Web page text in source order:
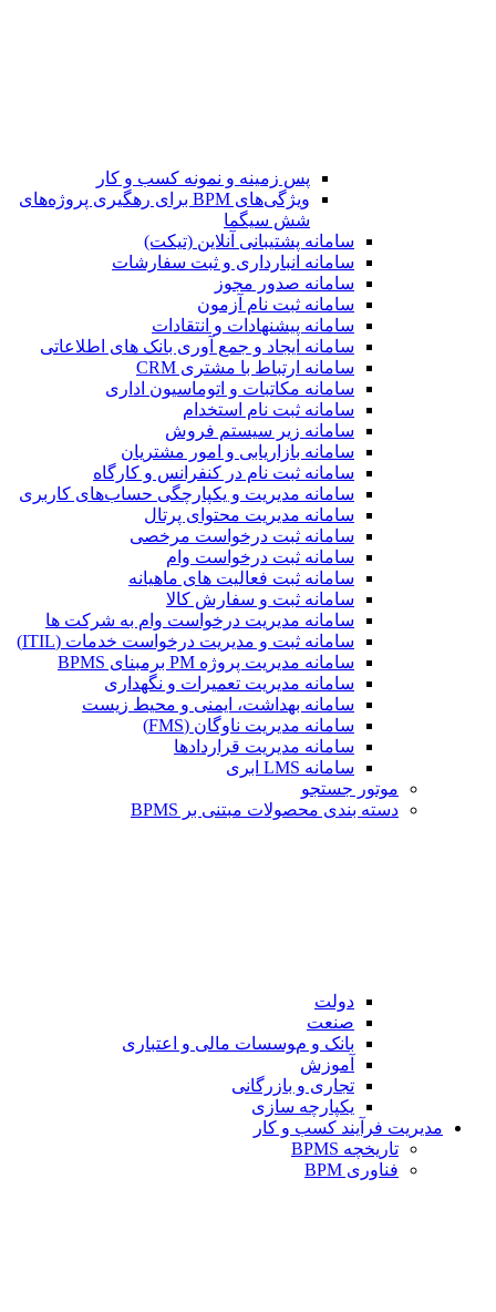
پس زمینه و نمونه کسب و کار
ویژگی‌های BPM برای رهگیری پروژه‌های
شش سیگما
سامانه پشتیبانی آنلاین (تیکت)
سامانه انبارداری و ثبت سفارشات
سامانه صدور مجوز
سامانه ثبت نام آزمون
سامانه پیشنهادات و انتقادات
سامانه ایجاد و جمع آوری بانک‌ های اطلاعاتی
سامانه ارتباط با مشتری CRM
سامانه مکاتبات و اتوماسیون اداری
سامانه ثبت نام استخدام
سامانه زیر سیستم فروش
سامانه بازاریابی و امور مشتریان
سامانه ثبت نام در کنفرانس و کارگاه
سامانه مدیریت و یکپارچگی حساب‌های کاربری
سامانه مدیریت محتوای پرتال
سامانه ثبت درخواست مرخصی
سامانه ثبت درخواست وام
سامانه ثبت فعالیت های ماهیانه
سامانه ثبت و سفارش کالا
سامانه مدیریت درخواست وام به شرکت ها
سامانه ثبت و مدیریت درخواست خدمات (ITIL)
سامانه مدیریت پروژه PM برمبنای BPMS
سامانه مدیریت تعمیرات و نگهداری
سامانه بهداشت، ایمنی و محیط زیست
سامانه مدیریت ناوگان (FMS)
سامانه مدیریت قراردادها
سامانه LMS ابری
موتور جستجو
دسته بندی محصولات مبتنی بر BPMS
دولت
صنعت
بانک و موسسات مالی و اعتباری
آموزش
تجاری و بازرگانی
یکپارچه سازی
مدیریت فرآیند کسب و کار
تاریخچه BPMS
فناوری BPM